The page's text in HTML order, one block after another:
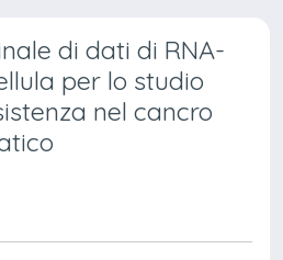
di dati di RNA-
per lo studio
nel cancro